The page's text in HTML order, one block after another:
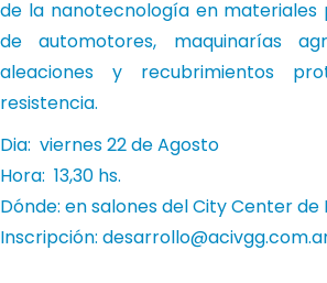
de la nanotecnología en materiales
de automotores, maquinarías
aleaciones y recubrimientos
resistencia.
Dia: viernes 22 de Agosto
Hora: 13,30 hs.
Dónde: en salones del City Center de
Inscripción: